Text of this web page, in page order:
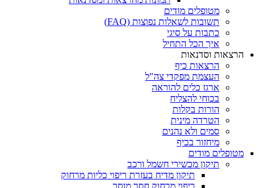
מטופלים מודים
תשובות לשאלות נפוצות (FAQ)
כתבות על סיגי
איך הכל התחיל
הרצאות וסדנאות
הרצאות כיף
העצמת מפקדי צה"ל
ארגז כלים להוראה
בכוחי להצליח
הורות בקלות
הטרדה מינית
סמים ולא נהנים
מיחזור בכיף
מטופלים מודים
תיקון מכשירי חשמל ורכב
תיקון מדיח בעזרת ריפוי כליות מרחוק
ריפוי מרחוק חסך מוסך